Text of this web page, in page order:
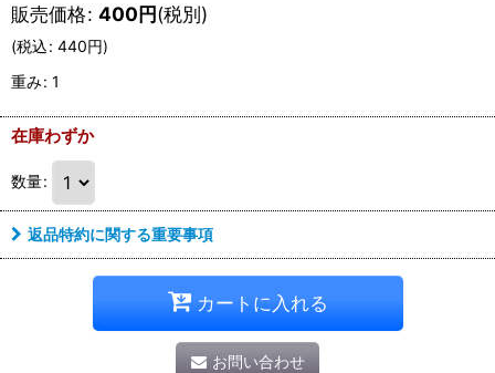
販売価格: 400円(税別)
(税込: 440円)
重み: 1
在庫わずか
数量:
返品特約に関する重要事項
カートに入れる
お問い合わせ